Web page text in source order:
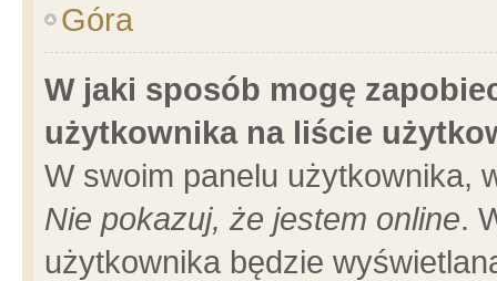
Góra
W jaki sposób mogę
użytkownika na liście
W swoim panelu użytkownika,
Nie pokazuj, że jestem online.
użytkownika będzie